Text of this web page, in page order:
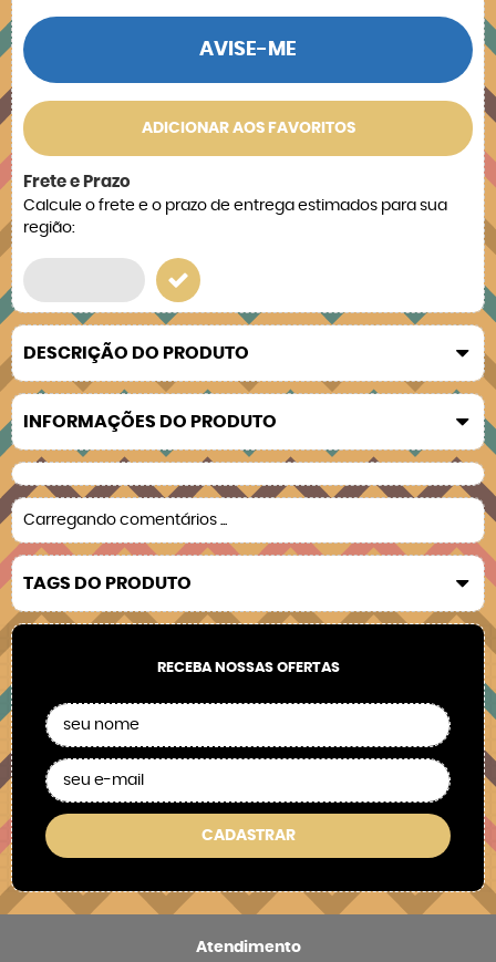
AVISE-ME
ADICIONAR AOS FAVORITOS
Frete e Prazo
Calcule o frete e o prazo de entrega estimados para sua
região:
DESCRIÇÃO DO PRODUTO
INFORMAÇÕES DO PRODUTO
Carregando comentários ...
TAGS DO PRODUTO
RECEBA NOSSAS OFERTAS
CADASTRAR
Atendimento